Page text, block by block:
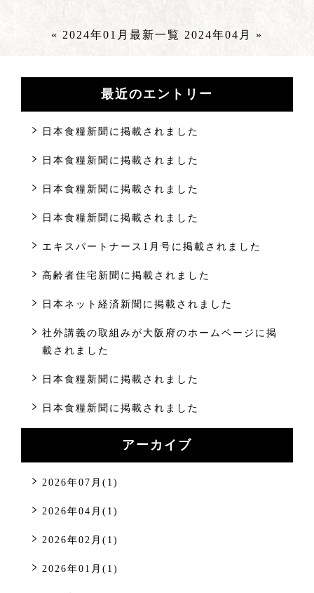
« 2024年01月 最新一覧 2024年04月 »
最近のエントリー
日本食糧新聞に掲載されました
日本食糧新聞に掲載されました
日本食糧新聞に掲載されました
日本食糧新聞に掲載されました
エキスパートナース1月号に掲載されました
高齢者住宅新聞に掲載されました
日本ネット経済新聞に掲載されました
社外講義の取組みが大阪府のホームページに掲
載されました
日本食糧新聞に掲載されました
日本食糧新聞に掲載されました
アーカイブ
2026年07月(1)
2026年04月(1)
2026年02月(1)
2026年01月(1)